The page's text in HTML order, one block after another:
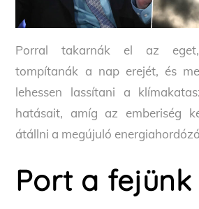
Porral takarnák el az
tompítanák a nap erejét, és
lehessen lassítani a
hatásait, amíg az emberiség
átállni a megújuló
Port a